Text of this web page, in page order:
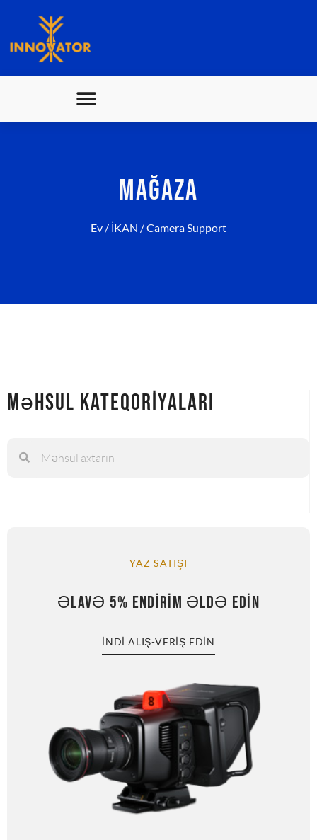
MAĞAZA
Ev / İKAN / Camera Support
Məhsul Kateqoriyaları
YAZ SATIŞI
ƏLAVƏ 5% ENDIRIM ƏLDƏ EDIN
İNDI ALIŞ-VERIŞ EDIN